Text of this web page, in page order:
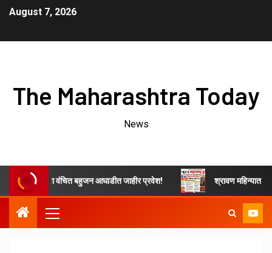
August 7, 2026
The Maharashtra Today
News
जिते यांचा वंचित बहुजन आघाडीत जाहीर प्रवेश! श्रावण महिन्यात भेंडाळा